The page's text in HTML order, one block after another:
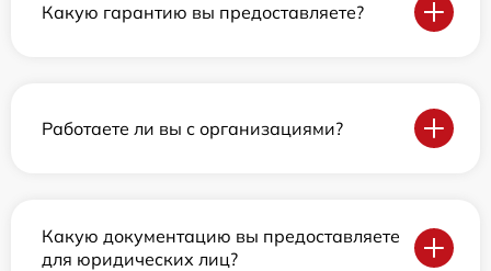
Какую гарантию вы предоставляете?
Работаете ли вы с организациями?
Какую документацию вы предоставляете
для юридических лиц?